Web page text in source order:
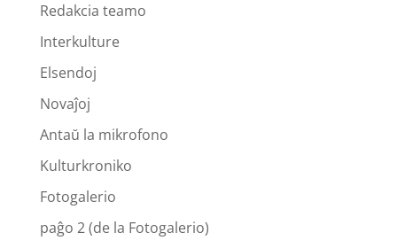
Redakcia teamo
Interkulture
Elsendoj
Novaĵoj
Antaŭ la mikrofono
Kulturkroniko
Fotogalerio
paĝo 2 (de la Fotogalerio)